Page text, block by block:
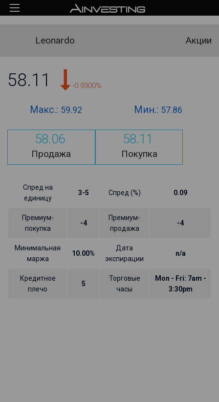
Leonardo Акции
58.11 -0.9300%
Макс.: 59.92 Мин.: 57.86
58.06
Продажа
58.11
Покупка
Спред на
единицу
3-5 Спред (%) 0.09
Премиум-
покупка
-4
Премиум-
продажа
-4
Минимальная
маржа
10.00%
Дата
экспирации
n/a
Кредитное
плечо
5
Торговые
часы
Mon - Fri: 7am -
3:30pm